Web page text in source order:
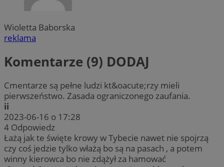
Wioletta Baborska
reklama
Komentarze (9) DODAJ
Cmentarze są pełne ludzi kt&oacute;rzy mieli
pierwszeństwo. Zasada ograniczonego zaufania.
ii
2023-06-16 o 17:28
4 Odpowiedz
Łażą jak te święte krowy w Tybecie nawet nie spojrzą
czy coś jedzie tylko włażą bo są na pasach , a potem
winny kierowca bo nie zdążył za hamować